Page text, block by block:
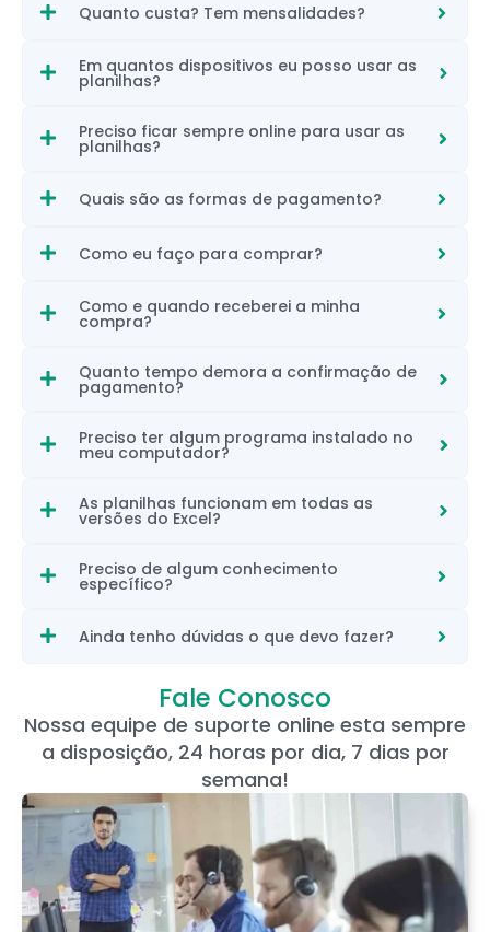
Quanto custa? Tem mensalidades?
Em quantos dispositivos eu posso usar as
planilhas?
Preciso ficar sempre online para usar as
planilhas?
Quais são as formas de pagamento?
Como eu faço para comprar?
Como e quando receberei a minha
compra?
Quanto tempo demora a confirmação de
pagamento?
Preciso ter algum programa instalado no
meu computador?
As planilhas funcionam em todas as
versões do Excel?
Preciso de algum conhecimento
específico?
Ainda tenho dúvidas o que devo fazer?
Fale Conosco
Nossa equipe de suporte online esta sempre
a disposição, 24 horas por dia, 7 dias por
semana!